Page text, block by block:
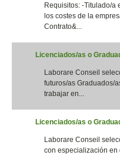
Requisitos: -Titulado/a
los costes de la
Contrato&...
Licenciados/as o
Laborare Conseil
futuros/as Graduados/
trabajar en...
Licenciados/as o
Laborare Conseil
con especialización en